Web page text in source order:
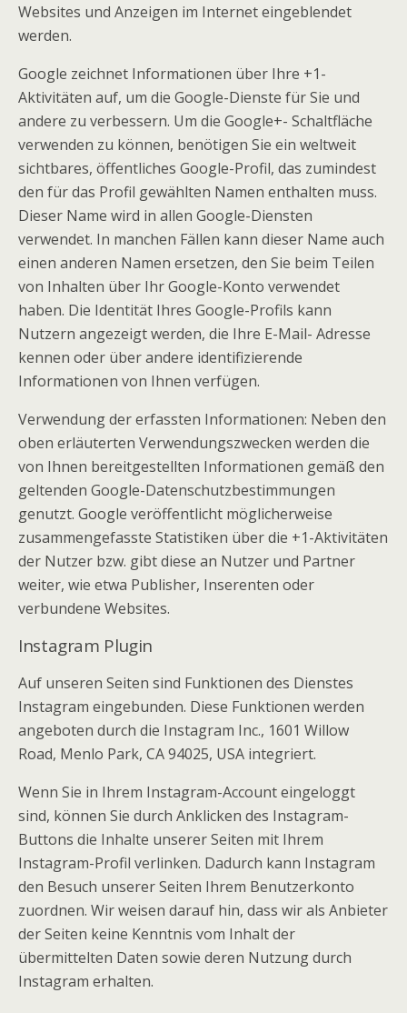
Websites und Anzeigen im Internet eingeblendet
werden.
Google zeichnet Informationen über Ihre +1-
Aktivitäten auf, um die Google-Dienste für Sie und
andere zu verbessern. Um die Google+- Schaltfläche
verwenden zu können, benötigen Sie ein weltweit
sichtbares, öffentliches Google-Profil, das zumindest
den für das Profil gewählten Namen enthalten muss.
Dieser Name wird in allen Google-Diensten
verwendet. In manchen Fällen kann dieser Name auch
einen anderen Namen ersetzen, den Sie beim Teilen
von Inhalten über Ihr Google-Konto verwendet
haben. Die Identität Ihres Google-Profils kann
Nutzern angezeigt werden, die Ihre E-Mail- Adresse
kennen oder über andere identifizierende
Informationen von Ihnen verfügen.
Verwendung der erfassten Informationen: Neben den
oben erläuterten Verwendungszwecken werden die
von Ihnen bereitgestellten Informationen gemäß den
geltenden Google-Datenschutzbestimmungen
genutzt. Google veröffentlicht möglicherweise
zusammengefasste Statistiken über die +1-Aktivitäten
der Nutzer bzw. gibt diese an Nutzer und Partner
weiter, wie etwa Publisher, Inserenten oder
verbundene Websites.
Instagram Plugin
Auf unseren Seiten sind Funktionen des Dienstes
Instagram eingebunden. Diese Funktionen werden
angeboten durch die Instagram Inc., 1601 Willow
Road, Menlo Park, CA 94025, USA integriert.
Wenn Sie in Ihrem Instagram-Account eingeloggt
sind, können Sie durch Anklicken des Instagram-
Buttons die Inhalte unserer Seiten mit Ihrem
Instagram-Profil verlinken. Dadurch kann Instagram
den Besuch unserer Seiten Ihrem Benutzerkonto
zuordnen. Wir weisen darauf hin, dass wir als Anbieter
der Seiten keine Kenntnis vom Inhalt der
übermittelten Daten sowie deren Nutzung durch
Instagram erhalten.